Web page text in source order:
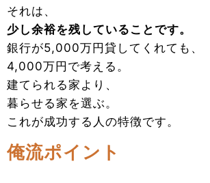
それは、
少し余裕を残していることです。
銀行が5,000万円貸してくれても、
4,000万円で考える。
建てられる家より、
暮らせる家を選ぶ。
これが成功する人の特徴です。
俺流ポイント